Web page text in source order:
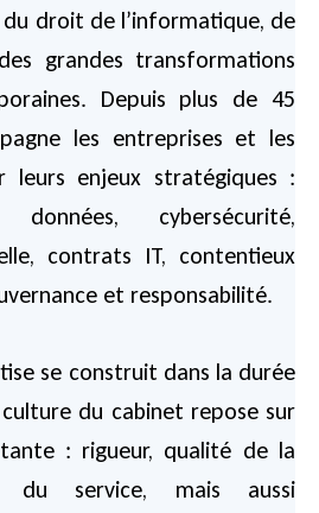
droit de l’informatique, de
grandes transformations
Depuis plus de 45
les entreprises et les
leurs enjeux stratégiques :
cybersécurité,
contrats IT, contentieux
et responsabilité.
se construit dans la durée
du cabinet repose sur
: rigueur, qualité de la
du service, mais aussi